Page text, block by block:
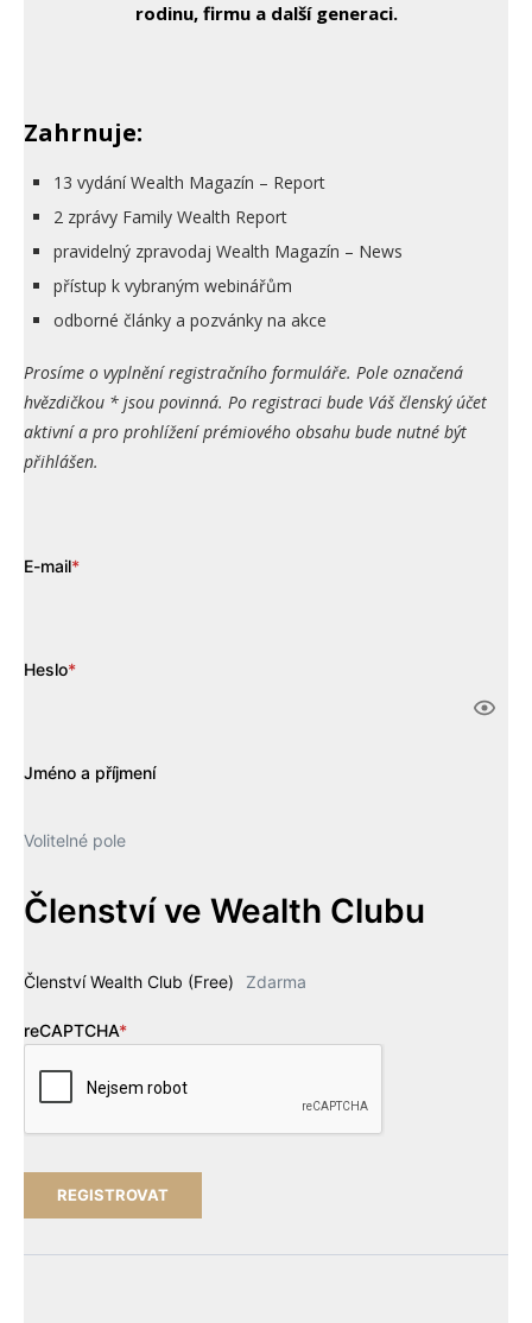
rodinu, firmu a další generaci.
Zahrnuje:
13 vydání Wealth Magazín – Report
2 zprávy Family Wealth Report
pravidelný zpravodaj Wealth Magazín – News
přístup k vybraným webinářům
odborné články a pozvánky na akce
Prosíme o vyplnění registračního formuláře. Pole označená
hvězdičkou * jsou povinná. Po registraci bude Váš členský účet
aktivní a pro prohlížení prémiového obsahu bude nutné být
přihlášen.
E-mail*
Heslo*
Jméno a příjmení
Volitelné pole
Členství ve Wealth Clubu
Členství Wealth Club (Free) Zdarma
reCAPTCHA*